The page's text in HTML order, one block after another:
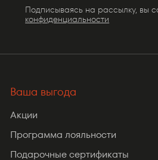
Подписываясь на рассылку, вы
конфиденциальности
Ваша выгода
Акции
Программа лояльности
Подарочные сертификаты